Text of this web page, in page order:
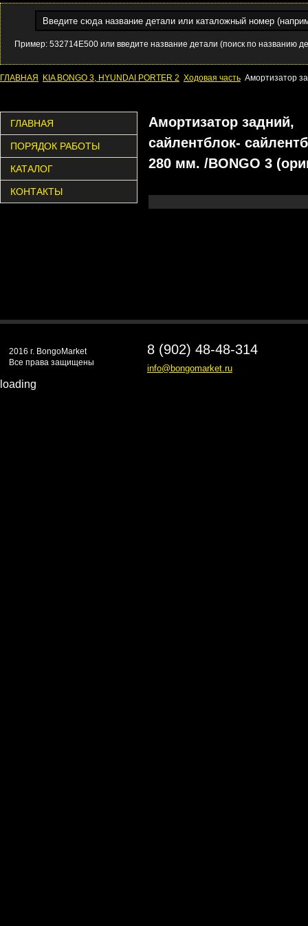
Пример: 532714E500 или введите название детали (поиск по названию
ГЛАВНАЯ KIA BONGO 3, HYUNDAI PORTER 2 Ходовая часть Амортизатор
ГЛАВНАЯ
ПОРЯДОК РАБОТЫ
КАТАЛОГ
КОНТАКТЫ
Амортизатор задний,
сайлентблок-
280 мм. /BONGO 3
2016 г. BongoMarket
Все права защищены
8 (902) 48-48-314
info@bongomarket.ru
loading